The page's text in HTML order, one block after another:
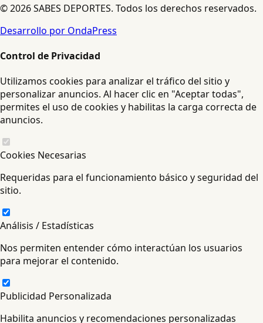
© 2026 SABES DEPORTES. Todos los derechos reservados.
Desarrollo por OndaPress
Control de Privacidad
Utilizamos cookies para analizar el tráfico del sitio y
personalizar anuncios. Al hacer clic en "Aceptar todas",
permites el uso de cookies y habilitas la carga correcta de
anuncios.
Cookies Necesarias
Requeridas para el funcionamiento básico y seguridad del
sitio.
Análisis / Estadísticas
Nos permiten entender cómo interactúan los usuarios
para mejorar el contenido.
Publicidad Personalizada
Habilita anuncios y recomendaciones personalizadas